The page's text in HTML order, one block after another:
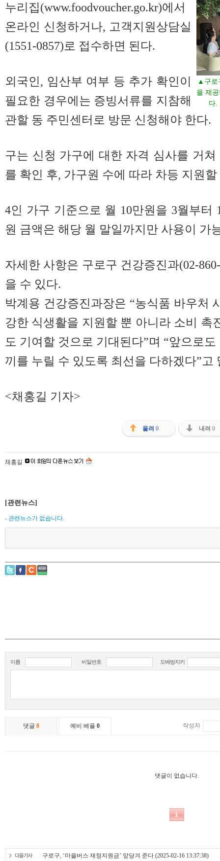
▲구로
을 제
다.
누리집(www.foodvoucher.go.kr)에서
온라인 신청하거나, 고객지원상담실
(1551-0857)로 접수하면 된다.
외국인, 임산부 여부 등 추가 확인이
필요한 경우에는 증빙서류를 지참해
관할 동 주민센터로 방문 신청해야 한다.
구는 신청 가구에 대한 자격 심사를 거
를 확인 후, 가구원 수에 따라 차등 지원
4인 가구 기준으로 월 10만원을 3월부터
원 금액은 해당 월 말일까지만 사용이 가
자세한 사항은 구로구 건강증진과(02-
을 수 있다.
박계용 건강증진과장은 “농식품 바우처
강한 식생활을 지원할 뿐 아니라 소비 촉
도 기여할 것으로 기대된다”며 “앞으로
끼를 누릴 수 있도록 최선을 다하겠다”고
<채홍길 기자>
올려 0 내려 0
채홍길
[관련뉴스]
- 관련뉴스가 없습니다.
구로구, ‘마을버스 재정지원금’ 앞당겨 준다 (2025-02-16 13:37:38)